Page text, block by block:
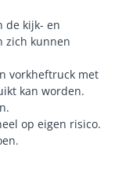
de kijk- en
zich kunnen
vorkheftruck met
kan worden.
op eigen risico.